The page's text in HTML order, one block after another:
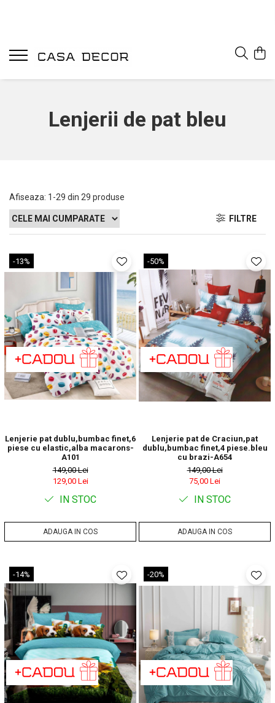
Lenjerii de pat bleu
Afiseaza: 1-29 din 29 produse
FILTRE
-13%
Lenjerie pat dublu,bumbac finet,6
piese cu elastic,alba macarons-
A101
149,00 Lei
129,00 Lei
IN STOC
ADAUGA IN COS
-50%
Lenjerie pat de Craciun,pat
dublu,bumbac finet,4 piese.bleu
cu brazi-A654
149,00 Lei
75,00 Lei
IN STOC
ADAUGA IN COS
-14% -20%